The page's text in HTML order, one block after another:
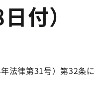
付）
法律第31号）第32条